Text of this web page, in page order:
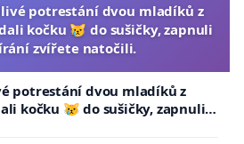
potrestání dvou mladíků z
kočku 😿 do sušičky, zapnuli
zvířete natočili.
potrestání dvou mladíků z
kočku 😿 do sušičky, zapnuli ji